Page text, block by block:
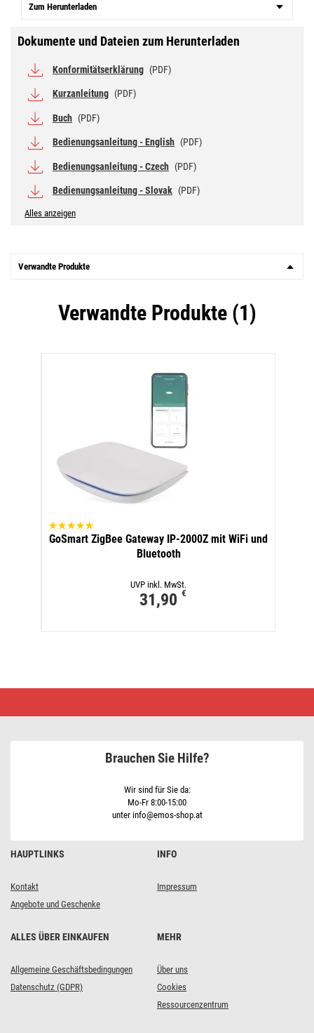
Zum Herunterladen
Dokumente und Dateien zum Herunterladen
Konformitätserklärung (PDF)
Kurzanleitung (PDF)
Buch (PDF)
Bedienungsanleitung - English (PDF)
Bedienungsanleitung - Czech (PDF)
Bedienungsanleitung - Slovak (PDF)
Alles anzeigen
Verwandte Produkte
Verwandte Produkte (1)
GoSmart ZigBee Gateway IP-2000Z mit WiFi und
Bluetooth
UVP inkl. MwSt.
31,90 €
HAUPTLINKS
Kontakt
Angebote und Geschenke
INFO
Impressum
ALLES ÜBER EINKAUFEN
Allgemeine Geschäftsbedingungen
Datenschutz (GDPR)
MEHR
Über uns
Cookies
Ressourcenzentrum
Brauchen Sie Hilfe?
Wir sind für Sie da:
Mo-Fr 8:00-15:00
unter info@emos-shop.at